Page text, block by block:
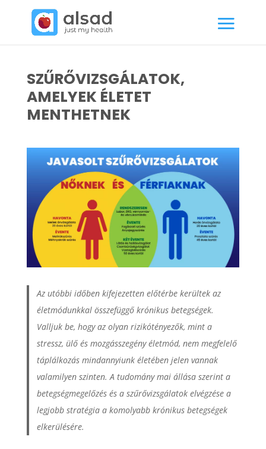
SZŰRŐVIZSGÁLATOK,
AMELYEK ÉLETET
MENTHETNEK
Az utóbbi időben kifejezetten előtérbe kerültek az
életmódunkkal összefüggő krónikus betegségek.
Valljuk be, hogy az olyan rizikótényezők, mint a
stressz, ülő és mozgásszegény életmód, nem megfelelő
táplálkozás mindannyiunk életében jelen vannak
valamilyen szinten. A tudomány mai állása szerint a
betegségmegelőzés és a szűrővizsgálatok elvégzése a
legjobb stratégia a komolyabb krónikus betegségek
elkerülésére.